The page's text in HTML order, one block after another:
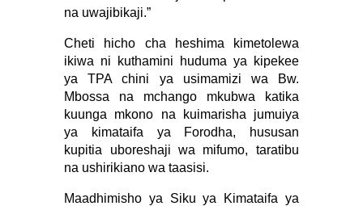
na uwajibikaji.”
Cheti hicho cha heshima kimetolewa
ikiwa ni kuthamini huduma ya kipekee
ya TPA chini ya usimamizi wa Bw.
Mbossa na mchango mkubwa katika
kuunga mkono na kuimarisha jumuiya
ya kimataifa ya Forodha, hususan
kupitia uboreshaji wa mifumo, taratibu
na ushirikiano wa taasisi.
Maadhimisho ya Siku ya Kimataifa ya